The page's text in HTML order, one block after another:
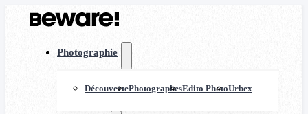
Photographie
DécouvertePhotographesEdito PhotoUrbex